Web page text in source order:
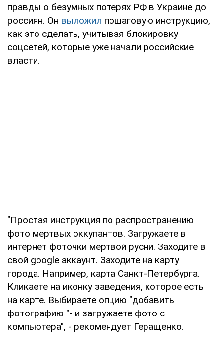
правды о безумных потерях РФ в Украине до
россиян. Он выложил пошаговую инструкцию,
как это сделать, учитывая блокировку
соцсетей, которые уже начали российские
власти.
"Простая инструкция по распространению
фото мертвых оккупантов. Загружаете в
интернет фоточки мертвой русни. Заходите в
свой google аккаунт. Заходите на карту
города. Например, карта Санкт-Петербурга.
Кликаете на иконку заведения, которое есть
на карте. Выбираете опцию "добавить
фотографию "- и загружаете фото с
компьютера", - рекомендует Геращенко.